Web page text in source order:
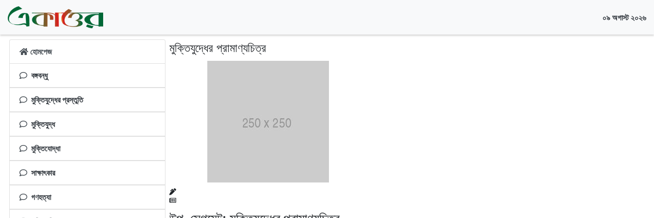
০৯ অগাস্ট ২০২৬
হোমপেজ
বঙ্গবন্ধু
মুক্তিযুদ্ধের প্রস্তুতি
মুক্তিযুদ্ধ
মুক্তিযোদ্ধা
সাক্ষাৎকার
গণহত্যা
মুক্তিযুদ্ধের প্রামাণ্যচিত্র